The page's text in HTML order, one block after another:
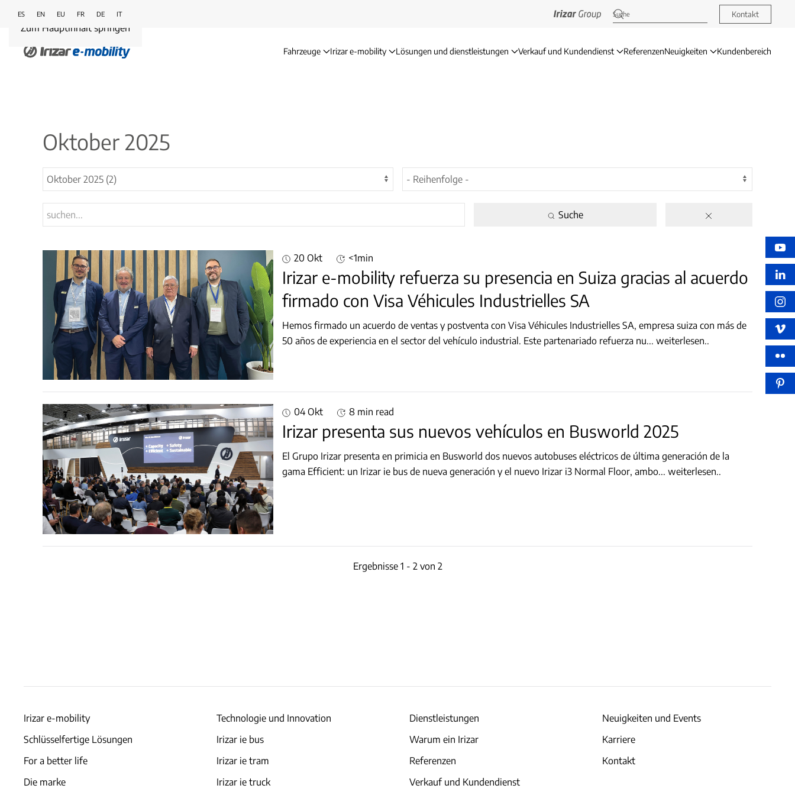
Zum Hauptinhalt springen
ES EN EU FR DE IT Kontakt
Fahrzeuge Irizar e-mobility Lösungen und dienstleistungen Verkauf und Kundendienst ReferenzenNeuigkeiten Kundenbereich
Oktober 2025
Suche
20 Okt <1min
Irizar e-mobility refuerza su presencia en Suiza gracias al acuerdo
firmado con Visa Véhicules Industrielles SA
Hemos firmado un acuerdo de ventas y postventa con Visa Véhicules Industrielles SA, empresa suiza con más de
50 años de experiencia en el sector del vehículo industrial. Este partenariado refuerza nu... weiterlesen..
04 Okt 8 min read
Irizar presenta sus nuevos vehículos en Busworld 2025
El Grupo Irizar presenta en primicia en Busworld dos nuevos autobuses eléctricos de última generación de la
gama Efficient: un Irizar ie bus de nueva generación y el nuevo Irizar i3 Normal Floor, ambo... weiterlesen..
Ergebnisse 1 - 2 von 2
Irizar e-mobility
Schlüsselfertige Lösungen
For a better life
Die marke
Technologie und Innovation
Irizar ie bus
Irizar ie tram
Irizar ie truck
Dienstleistungen
Warum ein Irizar
Referenzen
Verkauf und Kundendienst
Neuigkeiten und Events
Karriere
Kontakt